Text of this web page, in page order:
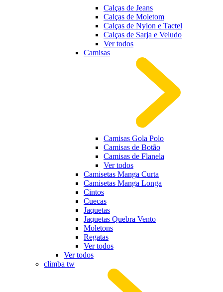
Calças de Jeans
Calças de Moletom
Calças de Nylon e Tactel
Calças de Sarja e Veludo
Ver todos
Camisas
Camisas Gola Polo
Camisas de Botão
Camisas de Flanela
Ver todos
Camisetas Manga Curta
Camisetas Manga Longa
Cintos
Cuecas
Jaquetas
Jaquetas Quebra Vento
Moletons
Regatas
Ver todos
Ver todos
climba tw